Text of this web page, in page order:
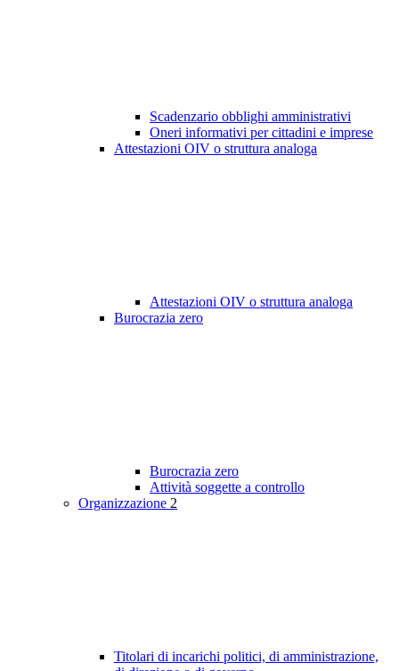
Scadenzario obblighi amministrativi
Oneri informativi per cittadini e imprese
Attestazioni OIV o struttura analoga
Attestazioni OIV o struttura analoga
Burocrazia zero
Burocrazia zero
Attività soggette a controllo
Organizzazione 2
Titolari di incarichi politici, di amministrazione,